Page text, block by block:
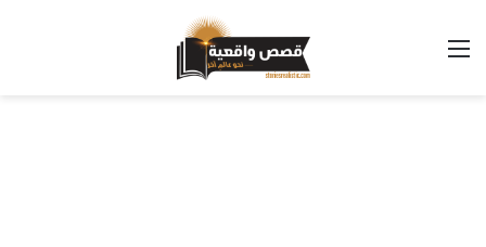
القائمة